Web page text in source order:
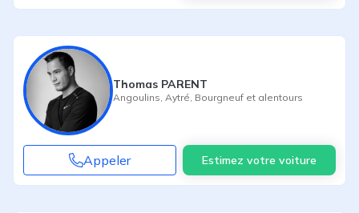
Thomas PARENT
Angoulins Aytré Bourgneuf et alentours
Appeler Estimez votre voiture